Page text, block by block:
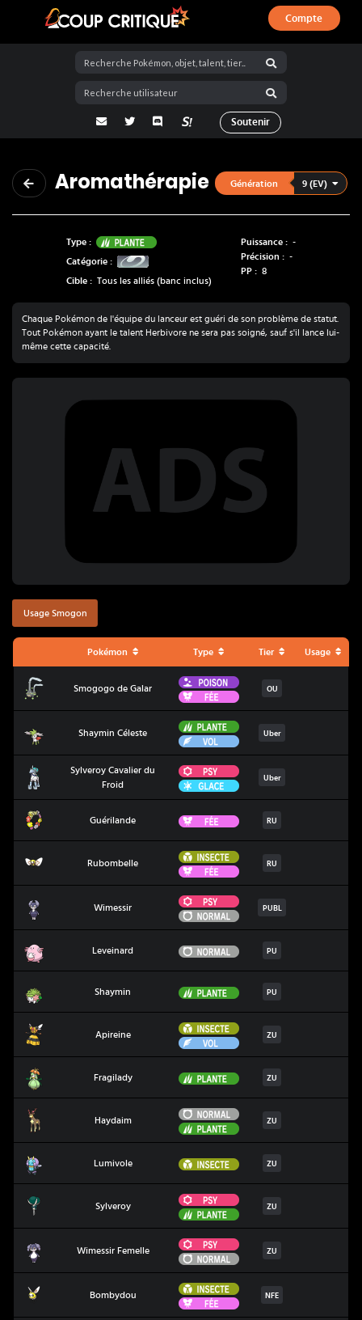
Coup Critique
Compte
adresse email
Twitter Discord La Salty Room sur Pokémon
Soutenir
Aromathérapie Génération 9 (EV)
Type : Plante
Catégorie :
Cible : Tous les alliés (banc inclus)
Puissance : -
Précision : -
PP : 8
Chaque Pokémon de l'équipe du lanceur est guéri de son problème de statut.
Tout Pokémon ayant le talent Herbivore ne sera pas soigné, sauf s'il lance lui-
même cette capacité.
Usage Smogon
Pokémon Type Tier Usage
Smogogo de Galar
Poison
Fée
OU
Shaymin Céleste
Plante
Vol
Uber
Sylveroy Cavalier du Froid
Sylveroy Cavalier du
Froid
Psy
Glace
Uber
Guérilande Fée RU
Rubombelle
Insecte
Fée
RU
Wimessir
Psy
Normal
PUBL
Leveinard NormalPU
Shaymin Plante PU
Apireine
Insecte
Vol
ZU
Fragilady Plante ZU
Haydaim
Normal
Plante
ZU
Lumivole InsecteZU
Sylveroy
Psy
Plante
ZU
Wimessir Femelle
Psy
Normal
ZU
Bombydou
Insecte
Fée
NFE